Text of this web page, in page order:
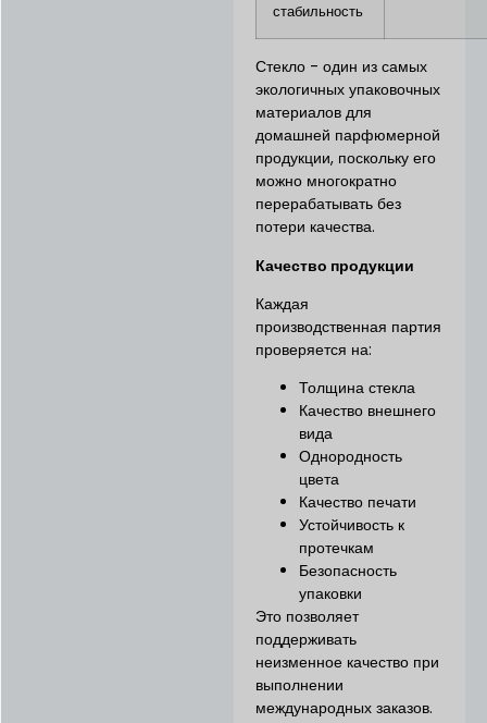
стабильность
Стекло - один из самых
экологичных упаковочных
материалов для
домашней парфюмерной
продукции, поскольку его
можно многократно
перерабатывать без
потери качества.
Качество продукции
Каждая
производственная партия
проверяется на:
Толщина стекла
Качество внешнего
вида
Однородность
цвета
Качество печати
Устойчивость к
протечкам
Безопасность
упаковки
Это позволяет
поддерживать
неизменное качество при
выполнении
международных заказов.